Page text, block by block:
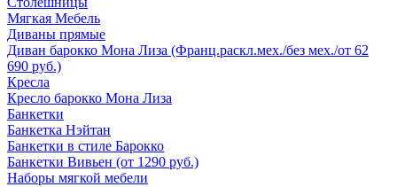
Мягкая Мебель
Диваны прямые
Диван барокко Мона Лиза (Франц.раскл.мех./без мех./от 62
690 руб.)
Кресла
Кресло барокко Мона Лиза
Банкетки
Банкетка Нэйтан
Банкетки в стиле Барокко
Банкетки Вивьен (от 1290 руб.)
Наборы мягкой мебели